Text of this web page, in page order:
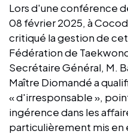
Lors d'une conférence
08 février 2025, à
critiqué la gestion de
Fédération de
Secrétaire Général, M.
Maître Diomandé a
« d'irresponsable »,
ingérence dans les
particulièrement mis en